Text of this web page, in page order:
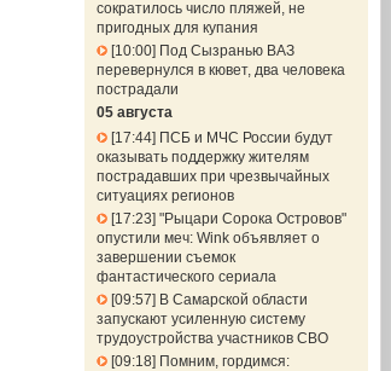
сократилось число пляжей, не
пригодных для купания
10:00 Под Сызранью ВАЗ
перевернулся в кювет, два человека
пострадали
05 августа
17:44 ПСБ и МЧС России будут
оказывать поддержку жителям
пострадавших при чрезвычайных
ситуациях регионов
17:23 "Рыцари Сорока Островов"
опустили меч: Wink объявляет о
завершении съемок
фантастического сериала
09:57
В Самарской области
запускают усиленную систему
трудоустройства участников СВО
09:18 Помним, гордимся: